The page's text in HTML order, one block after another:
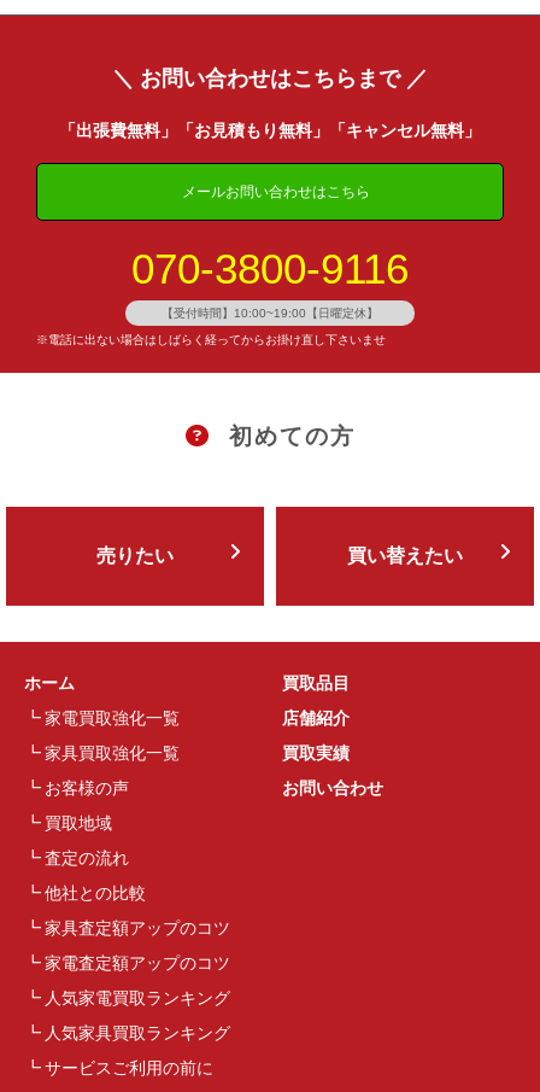
＼ お問い合わせはこちらまで ／
「出張費無料」「お見積もり無料」「キャンセル無料」
メールお問い合わせはこちら
070-3800-9116
【受付時間】10:00~19:00【日曜定休】
※電話に出ない場合はしばらく経ってからお掛け直し下さいませ
初めての方
売りたい 買い替えたい
ホーム
家電買取強化一覧
家具買取強化一覧
お客様の声
買取地域
査定の流れ
他社との比較
家具査定額アップのコツ
家電査定額アップのコツ
人気家電買取ランキング
人気家具買取ランキング
サービスご利用の前に
買取品目
店舗紹介
買取実績
お問い合わせ